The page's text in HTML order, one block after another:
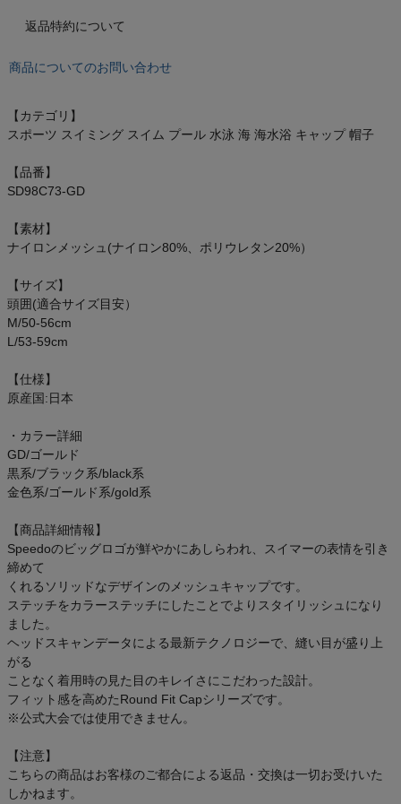
サックス SAXX
オン On
ベースボールマリオ（野球商品）
ご利用ガイド
クーポン一覧
商品レビュー
プロテイン・サプリメントまとめ買い
アウトレットセール
スタッフコーディネート
スタッフブログ
返品特約について
商品についてのお問い合わせ
【カテゴリ】
スポーツ スイミング スイム プール 水泳 海 海水浴 キャップ 帽子
【品番】
SD98C73-GD
【素材】
ナイロンメッシュ(ナイロン80%、ポリウレタン20%）
【サイズ】
頭囲(適合サイズ目安）
M/50-56cm
L/53-59cm
【仕様】
原産国:日本
・カラー詳細
GD/ゴールド
黒系/ブラック系/black系
金色系/ゴールド系/gold系
【商品詳細情報】
Speedoのビッグロゴが鮮やかにあしらわれ、スイマーの表情を引き
締めて
くれるソリッドなデザインのメッシュキャップです。
ステッチをカラーステッチにしたことでよりスタイリッシュになり
ました。
ヘッドスキャンデータによる最新テクノロジーで、縫い目が盛り上
がる
ことなく着用時の見た目のキレイさにこだわった設計。
フィット感を高めたRound Fit Capシリーズです。
※公式大会では使用できません。
【注意】
こちらの商品はお客様のご都合による返品・交換は一切お受けいた
しかねます。